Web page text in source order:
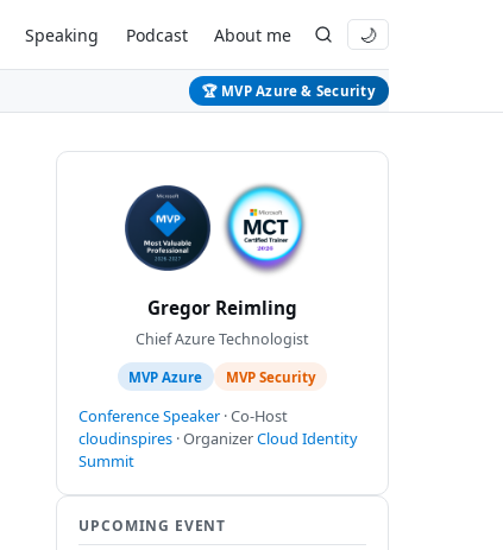
Speaking Podcast About me 🌙
🏆 MVP Azure & Security
Gregor Reimling
Chief Azure Technologist
MVP Azure MVP Security
Conference Speaker · Co-Host
cloudinspires · OrganizerCloud Identity
Summit
UPCOMING EVENT